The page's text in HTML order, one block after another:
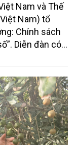
Nam và Thế
Nam) tổ
Chính sách
Diễn đàn có
đại diện các
hội doanh